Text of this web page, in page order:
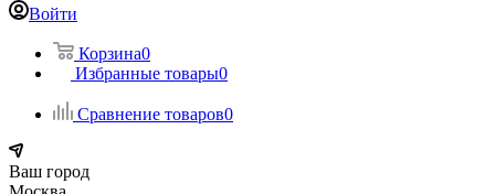
Войти
Корзина0
Избранные товары0
Сравнение товаров0
Ваш город